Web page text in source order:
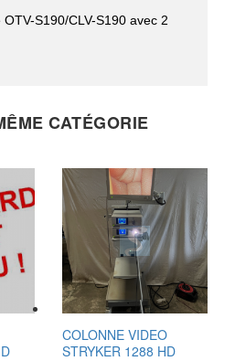
S190/CLV-S190 avec 2
CATÉGORIE
COLONNE VIDEO
STRYKER 1288 HD